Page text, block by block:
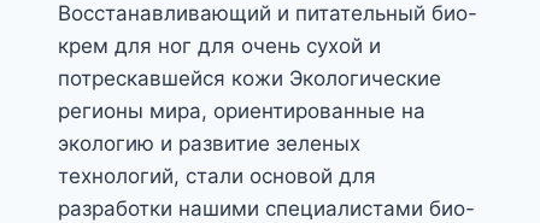
Восстанавливающий и питательный био-
крем для ног для очень сухой и
потрескавшейся кожи Экологические
регионы мира, ориентированные на
экологию и развитие зеленых
технологий, стали основой для
разработки нашими специалистами био-